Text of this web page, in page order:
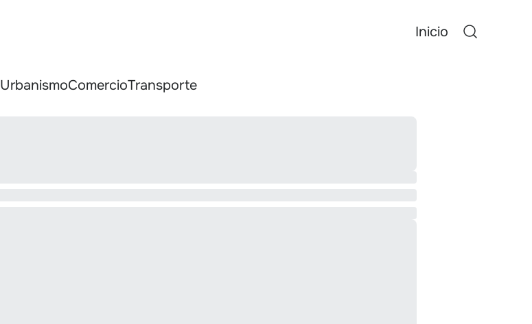
Inicio
UrbanismoComercioTransporte